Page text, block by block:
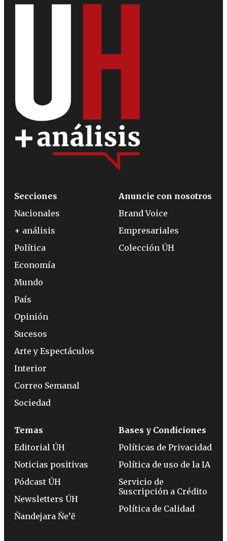
Secciones
Nacionales
+ análisis
Política
Economía
Mundo
País
Opinión
Sucesos
Arte y Espectáculos
Interior
Correo Semanal
Sociedad
Anuncie con nosotros
Brand Voice
Empresariales
Colección ÚH
Temas
Editorial ÚH
Noticias positivas
Pódcast ÚH
Newsletters ÚH
Ñandejara Ñe’ẽ
Bases y Condiciones
Políticas de Privacidad
Política de uso de la IA
Servicio de
Suscripción a Crédito
Política de Calidad